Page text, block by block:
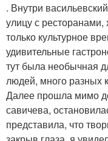
. Внутри
улицу с
только культурное
удивительные
тут была необычная
людей, много
Далее прошла мимо
савичева,
представила, что